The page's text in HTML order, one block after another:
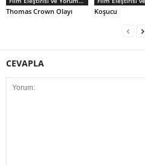
Thomas Crown Olayı Koşucu
CEVAPLA